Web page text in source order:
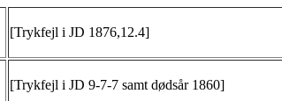
[Trykfejl i JD 1876,12.4]
[Trykfejl i JD 9-7-7 samt dødsår 1860]